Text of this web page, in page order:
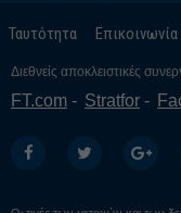
Ταυτότητα Επικοινωνία
Διεθνείς αποκλειστικές
FT.com Stratfor